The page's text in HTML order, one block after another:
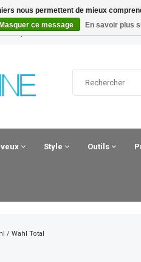
MORGEN IN HUIS*
Style Outils
/ Wahl Total
nous permettent de mieux
Masquer ce message
En savoir plus